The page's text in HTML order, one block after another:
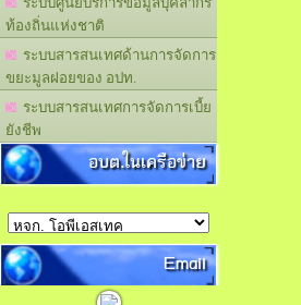
ท้องถิ่นแห่งชาติ
ระบบสารสนเทศด้านการจัดการ
ขยะมูลฝอยของ อปท.
ระบบสารสนเทศการจัดการเบี้ย
ยังชีพ
อบต.ในเครือข่าย
Email